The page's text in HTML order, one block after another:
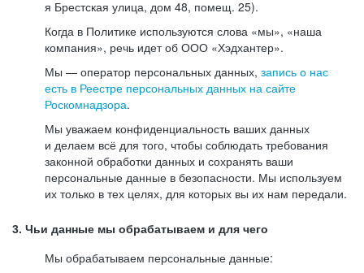
я Брестская улица, дом 48, помещ. 25).
Когда в Политике используются слова «мы», «наша
компания», речь идет об ООО «Хэдхантер».
Мы — оператор персональных данных, запись о нас
есть в Реестре персональных данных на сайте
Роскомнадзора.
Мы уважаем конфиденциальность ваших данных
и делаем всё для того, чтобы соблюдать требования
законной обработки данных и сохранять ваши
персональные данные в безопасности. Мы используем
их только в тех целях, для которых вы их нам передали.
3. Чьи данные мы обрабатываем и для чего
Мы обрабатываем персональные данные: